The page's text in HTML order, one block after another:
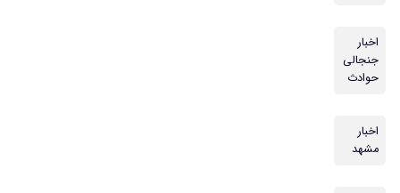
اخبار
جنجالی
حوادث
اخبار
مشهد